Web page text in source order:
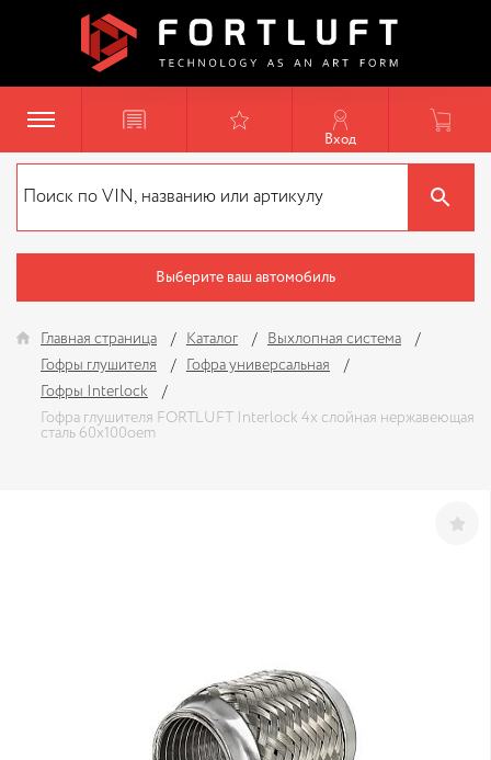
Вход
Выберите ваш автомобиль
Главная страница Каталог
Выхлопная система
Гофры глушителя
Гофра универсальная
Гофры Interlock
Гофра глушителя FORTLUFT Interlock 4х слойная нержавеющая
сталь 60x100oem